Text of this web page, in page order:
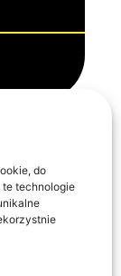
do
technologie